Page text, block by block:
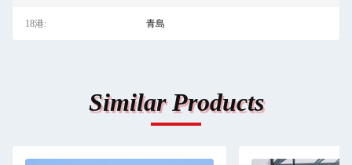
18港: 青島
Similar Products